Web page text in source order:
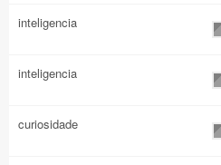
inteligencia
inteligencia
curiosidade